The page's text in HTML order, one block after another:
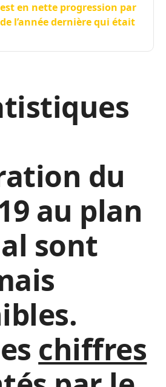
en nette progression par
l’année dernière qui était
du
au plan
sont
chiffres